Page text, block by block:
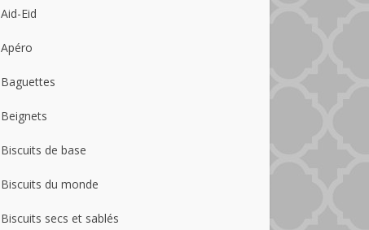
Aid-Eid
Apéro
Baguettes
Beignets
Biscuits de base
Biscuits du monde
Biscuits secs et sablés